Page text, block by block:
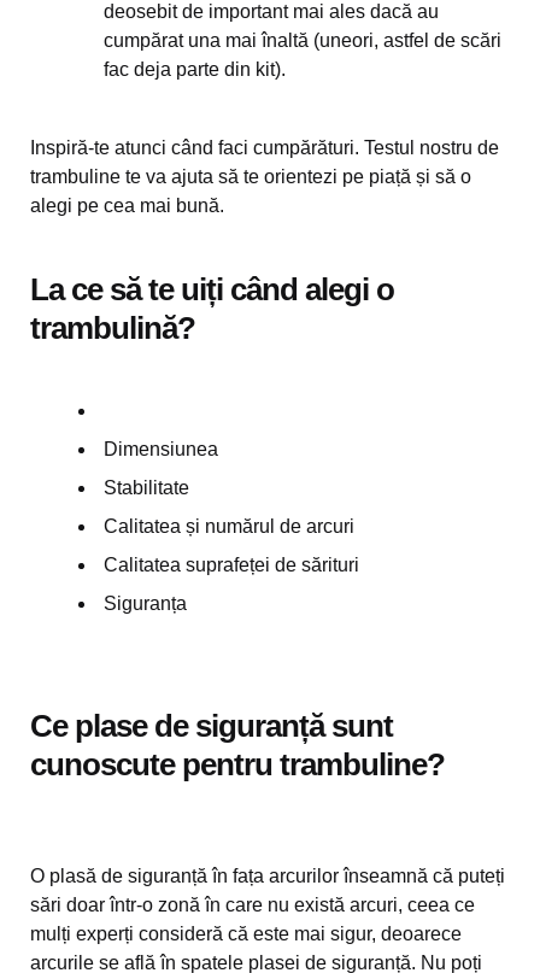
deosebit de important mai ales dacă au
cumpărat una mai înaltă (uneori, astfel de scări
fac deja parte din kit).
Inspiră-te atunci când faci cumpărături. Testul nostru de
trambuline te va ajuta să te orientezi pe piață și să o
alegi pe cea mai bună.
La ce să te uiți când alegi o
trambulină?
Dimensiunea
Stabilitate
Calitatea și numărul de arcuri
Calitatea suprafeței de sărituri
Siguranța
Ce plase de siguranță sunt
cunoscute pentru trambuline?
O plasă de siguranță în fața arcurilor înseamnă că puteți
sări doar într-o zonă în care nu există arcuri, ceea ce
mulți experți consideră că este mai sigur, deoarece
arcurile se află în spatele plasei de siguranță. Nu poți